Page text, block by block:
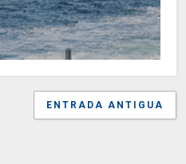
ENTRADA ANTIGUA